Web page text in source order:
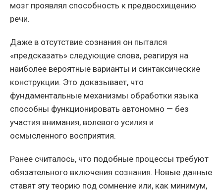
мозг проявлял способность к предвосхищению
речи.
Даже в отсутствие сознания он пытался
«предсказать» следующие слова, реагируя на
наиболее вероятные варианты и синтаксические
конструкции. Это доказывает, что
фундаментальные механизмы обработки языка
способны функционировать автономно — без
участия внимания, волевого усилия и
осмысленного восприятия.
Ранее считалось, что подобные процессы требуют
обязательного включения сознания. Новые данные
ставят эту теорию под сомнение или, как минимум,